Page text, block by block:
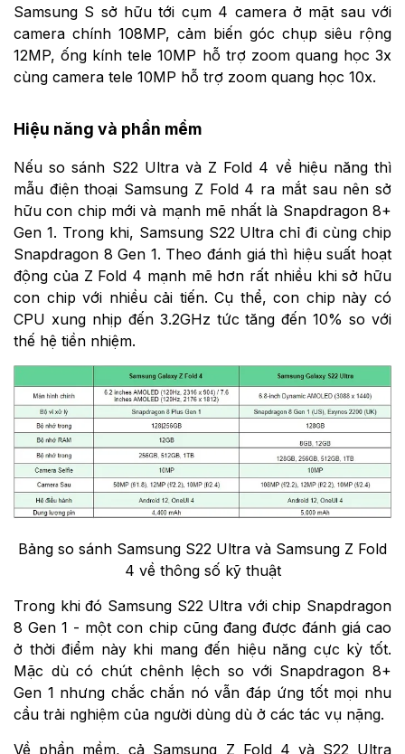
Samsung S sở hữu tới cụm 4 camera ở mặt sau với
camera chính 108MP, cảm biến góc chụp siêu rộng
12MP, ống kính tele 10MP hỗ trợ zoom quang học 3x
cùng camera tele 10MP hỗ trợ zoom quang học 10x.
Hiệu năng và phần mềm
Nếu so sánh S22 Ultra và Z Fold 4 về hiệu năng thì
mẫu điện thoại Samsung Z Fold 4 ra mắt sau nên sở
hữu con chip mới và mạnh mẽ nhất là Snapdragon 8+
Gen 1. Trong khi, Samsung S22 Ultra chỉ đi cùng chip
Snapdragon 8 Gen 1. Theo đánh giá thì hiệu suất hoạt
động của Z Fold 4 mạnh mẽ hơn rất nhiều khi sở hữu
con chip với nhiều cải tiến. Cụ thể, con chip này có
CPU xung nhịp đến 3.2GHz tức tăng đến 10% so với
thế hệ tiền nhiệm.
Bảng so sánh Samsung S22 Ultra và Samsung Z Fold
4 về thông số kỹ thuật
Trong khi đó Samsung S22 Ultra với chip Snapdragon
8 Gen 1 - một con chip cũng đang được đánh giá cao
ở thời điểm này khi mang đến hiệu năng cực kỳ tốt.
Mặc dù có chút chênh lệch so với Snapdragon 8+
Gen 1 nhưng chắc chắn nó vẫn đáp ứng tốt mọi nhu
cầu trải nghiệm của người dùng dù ở các tác vụ nặng.
Về phần mềm, cả Samsung Z Fold 4 và S22 Ultra